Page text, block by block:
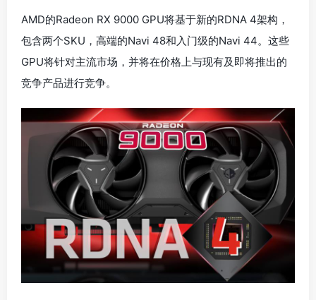
AMD的Radeon RX 9000 GPU将基于新的RDNA 4架构，
包含两个SKU，高端的Navi 48和入门级的Navi 44。这些
GPU将针对主流市场，并将在价格上与现有及即将推出的
竞争产品进行竞争。